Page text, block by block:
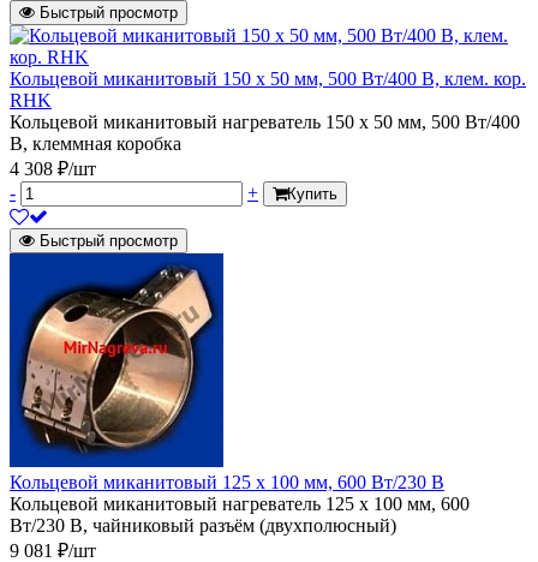
Быстрый просмотр
Кольцевой миканитовый 150 х 50 мм, 500 Вт/400 В, клем. кор.
RHK
Кольцевой миканитовый нагреватель 150 х 50 мм, 500 Вт/400
В, клеммная коробка
4 308 ₽/шт
-
+ Купить
Быстрый просмотр
Кольцевой миканитовый 125 х 100 мм, 600 Вт/230 В
Кольцевой миканитовый нагреватель 125 х 100 мм, 600
Вт/230 В, чайниковый разъём (двухполюсный)
9 081 ₽/шт